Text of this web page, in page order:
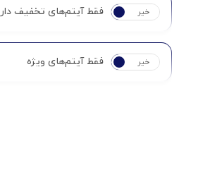
بله خیر فقط آیتم‌های تخفیف دار
بله خیر فقط آیتم‌های ویژه